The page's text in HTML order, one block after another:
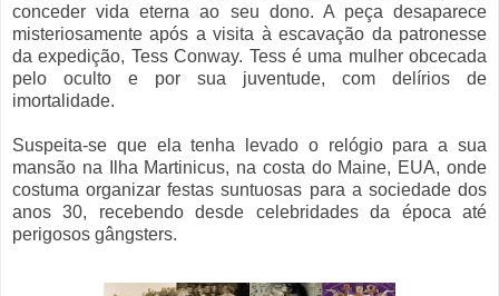
conceder vida eterna ao seu dono. A peça desaparece
misteriosamente após a visita à escavação da patronesse
da expedição, Tess Conway. Tess é uma mulher obcecada
pelo oculto e por sua juventude, com delírios de
imortalidade.
Suspeita-se que ela tenha levado o relógio para a sua
mansão na Ilha Martinicus, na costa do Maine, EUA, onde
costuma organizar festas suntuosas para a sociedade dos
anos 30, recebendo desde celebridades da época até
perigosos gângsters.